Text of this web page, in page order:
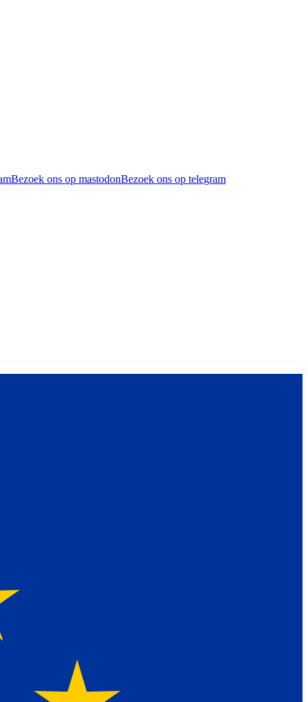
Bezoek ons op mastodonBezoek ons op telegram